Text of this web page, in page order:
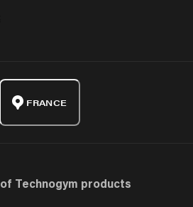
FRANCE
Technogym products